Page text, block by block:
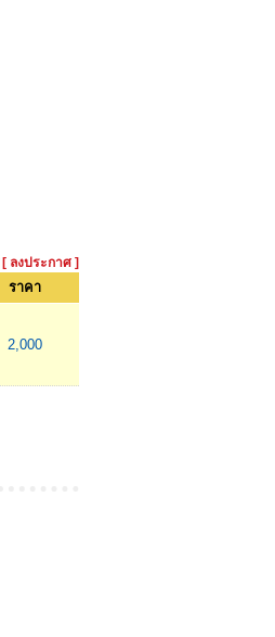
[ ลงประกาศ ]
ราคา
2,000